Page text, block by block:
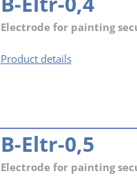
Electrode for painting
Product detailsB-
B-Eltr-0,5
Electrode for painting